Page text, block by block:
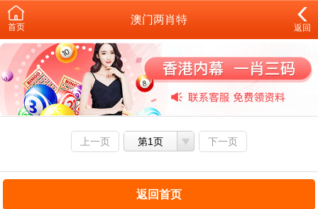
首页
澳门两肖特
返回
上一页 第1页 下一页
返回首页